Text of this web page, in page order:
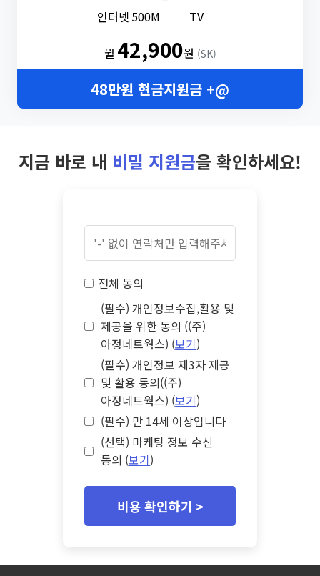
인터넷 500M TV
월 42,900원 (SK)
48만원 현금지원금 +@
지금 바로 내 비밀 지원금을 확인하세요!
전체 동의
(필수) 개인정보수집,활용 및
제공을 위한 동의 ((주)
아정네트웍스) (보기)
(필수) 개인정보 제3자 제공
및 활용 동의((주)
아정네트웍스) (보기)
(필수) 만 14세 이상입니다
(선택) 마케팅 정보 수신
동의 (보기)
비용 확인하기 >